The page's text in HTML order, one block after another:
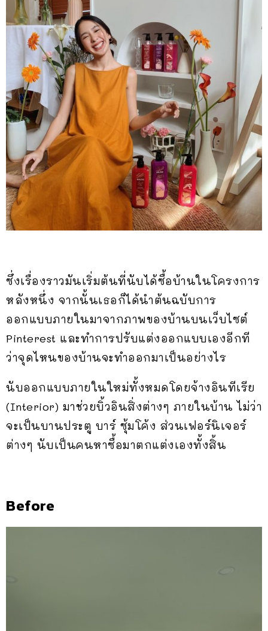
ซึ่งเรื่องราวมันเริ่มต้นที่นับได้ซื้อบ้านในโครงการ
หลังหนึ่ง จากนั้นเธอก็ได้นำต้นฉบับการ
ออกแบบภายในมาจากภาพของบ้านบนเว็บไซต์
Pinterest และทำการปรับแต่งออกแบบเองอีกที
ว่าจุดไหนของบ้านจะทำออกมาเป็นอย่างไร
นับออกแบบภายในใหม่ทั้งหมดโดยจ้างอินทีเรีย
(Interior) มาช่วยบิ้วอินสิ่งต่างๆ ภายในบ้าน ไม่ว่า
จะเป็นบานประตู บาร์ ซุ้มโค้ง ส่วนเฟอร์นิเจอร์
ต่างๆ นับเป็นคนหาซื้อมาตกแต่งเองทั้งสิ้น
Before